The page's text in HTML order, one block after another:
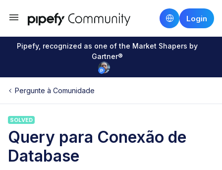
Login
Pipefy, recognized as one of the Market Shapers by
Gartner®
Pergunte à Comunidade
SOLVED
Query para Conexão de
Database